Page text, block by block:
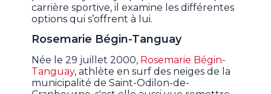
carrière sportive, il examine les différentes
options qui s’offrent à lui.
Rosemarie Bégin-Tanguay
Née le 29 juillet 2000, Rosemarie Bégin-
Tanguay, athlète en surf des neiges de la
municipalité de Saint-Odilon-de-